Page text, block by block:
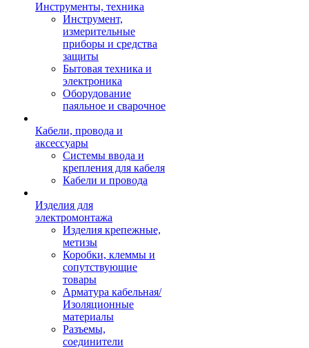
Инструменты, техника
Инструмент,
измерительные
приборы и средства
защиты
Бытовая техника и
электроника
Оборудование
паяльное и сварочное
Кабели, провода и
аксессуары
Системы ввода и
крепления для кабеля
Кабели и провода
Изделия для
электромонтажа
Изделия крепежные,
метизы
Коробки, клеммы и
сопутствующие
товары
Арматура кабельная/
Изоляционные
материалы
Разъемы,
соединители